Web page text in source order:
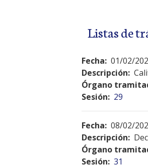
Listas de
Fecha: 01/02/
Descripción:
Órgano
Sesión: 29
Fecha: 08/02/
Descripción:
Órgano
Sesión: 31